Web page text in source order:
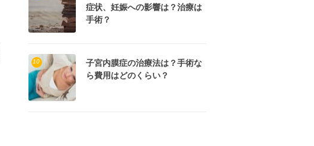
症状、妊娠への影響は？治療は
手術？
10
子宮内膜症の治療法は？手術な
ら費用はどのくらい？